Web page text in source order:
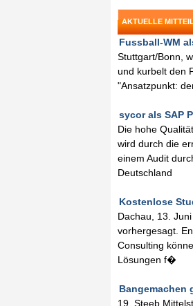
AKTUELLE
Fussball-WM
Stuttgart/Bonn,
und kurbelt den
"Ansatzpunkt:
sycor als SAP
Die hohe
wird durch die
einem Audit
Deutschland
Kostenlose
Dachau, 13.
vorhergesagt.
Consulting
Lösungen f�
Bangemachen
19. Steeb